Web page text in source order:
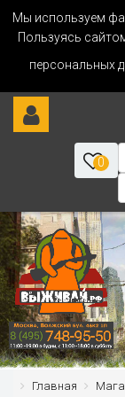
Мы используем
Пользуясь
персональных
0
Главная